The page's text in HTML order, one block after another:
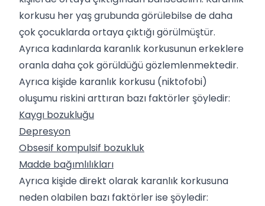
korkusu her yaş grubunda görülebilse de daha
çok çocuklarda ortaya çıktığı görülmüştür.
Ayrıca kadınlarda karanlık korkusunun erkeklere
oranla daha çok görüldüğü gözlemlenmektedir.
Ayrıca kişide karanlık korkusu (niktofobi)
oluşumu riskini arttıran bazı faktörler şöyledir:
Kaygı bozukluğu
Depresyon
Obsesif kompulsif bozukluk
Madde bağımlılıkları
Ayrıca kişide direkt olarak karanlık korkusuna
neden olabilen bazı faktörler ise şöyledir: